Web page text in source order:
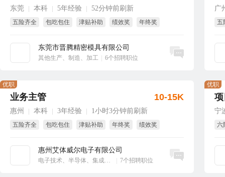
东莞 本科 5年经验 52分钟前刷新
五险齐全 包吃包住 津贴补助 绩效奖
年终奖
东莞市晋腾精密模具有限公司
其他生产、制造、加工 6个招聘职位
立即沟通
广
五
业务主管
惠州 本科 3年经验 1小时3分钟前刷新
五险齐全 包吃包住 津贴补助 年终奖
绩效奖
惠州艾体威尔电子有限公司
电子技术、半导体、集成电路 7个招聘职位
优职
10-15K
立即沟通
宁
六
优职